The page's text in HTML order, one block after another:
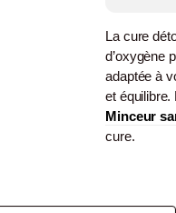
La cure
d’oxygène
adaptée à
et
Minceur
cure.